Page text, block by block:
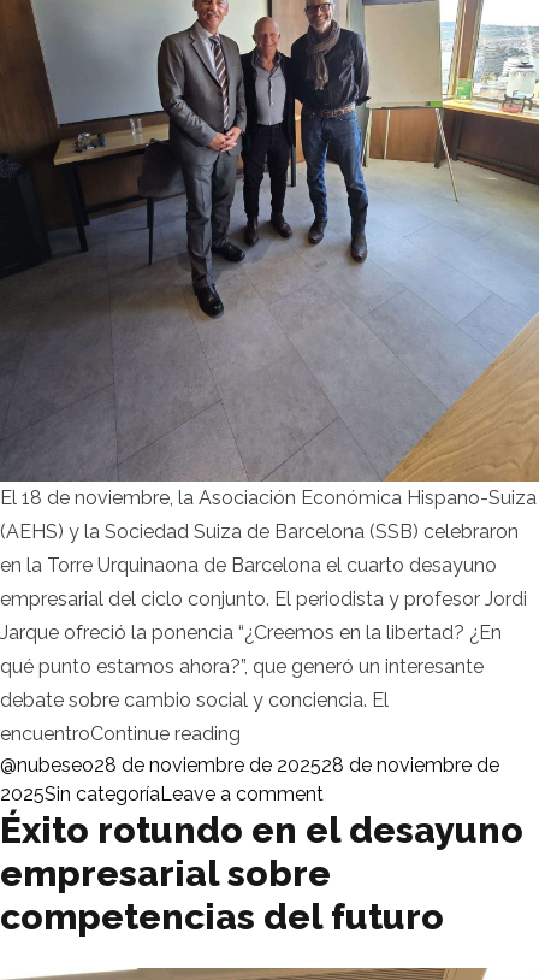
El 18 de noviembre, la Asociación Económica Hispano-Suiza
(AEHS) y la Sociedad Suiza de Barcelona (SSB) celebraron
en la Torre Urquinaona de Barcelona el cuarto desayuno
empresarial del ciclo conjunto. El periodista y profesor Jordi
Jarque ofreció la ponencia “¿Creemos en la libertad? ¿En
qué punto estamos ahora?”, que generó un interesante
debate sobre cambio social y conciencia. El
encuentroContinue reading
Posted by
@nubeseo28 de noviembre de 202528 de noviembre de
2025Posted in
Sin categoríaLeave a commenton Éxito en el cuarto
Éxito rotundo en el desayuno
empresarial sobre
competencias del futuro